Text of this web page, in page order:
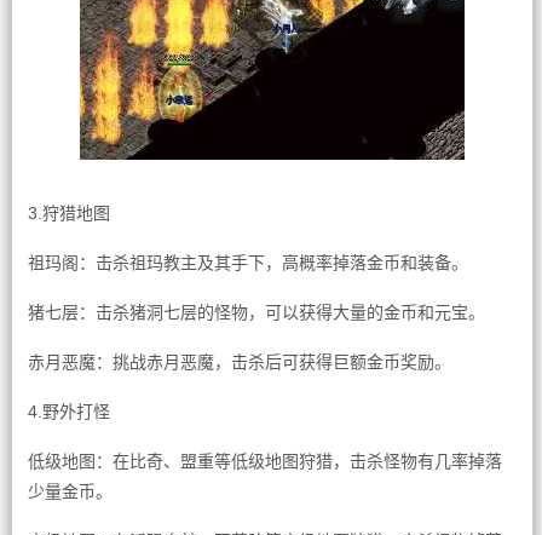
3.狩猎地图
祖玛阁：击杀祖玛教主及其手下，高概率掉落金币和装备。
猪七层：击杀猪洞七层的怪物，可以获得大量的金币和元宝。
赤月恶魔：挑战赤月恶魔，击杀后可获得巨额金币奖励。
4.野外打怪
低级地图：在比奇、盟重等低级地图狩猎，击杀怪物有几率掉落
少量金币。